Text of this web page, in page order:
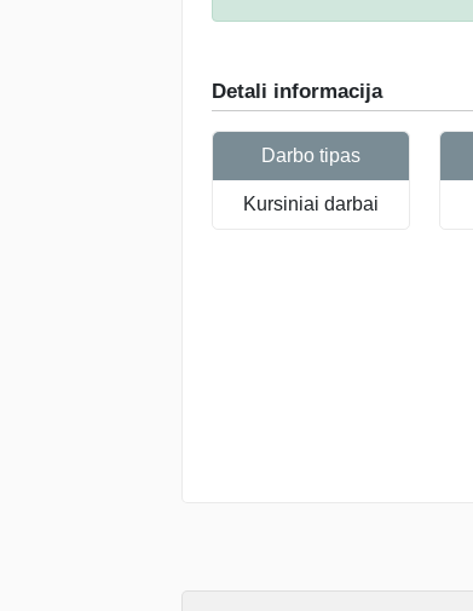
Detali informacija
Darbo tipas
Kursiniai darbai